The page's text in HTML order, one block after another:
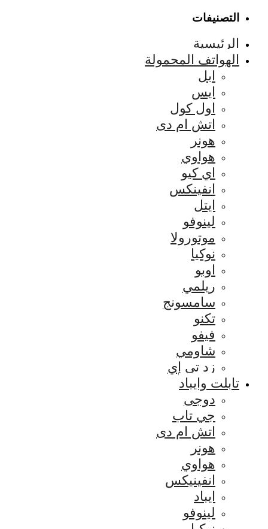
التصنيفات
الرئيسية
الهواتف المحمولة
ابل
ايس
اول كول
اتش ام دى
هونر
هواوي
اي كيو
انفينكس
ايتل
لينوفو
موتورولا
نوكيا
اوبو
ريلمي
سامسونج
تكنو
فيفو
شاومي
زد تي إي
تابلت وايباد
دوجى
جي تاب
اتش ام دى
هونر
هواوي
انفينيكس
ايباد
لينوفو